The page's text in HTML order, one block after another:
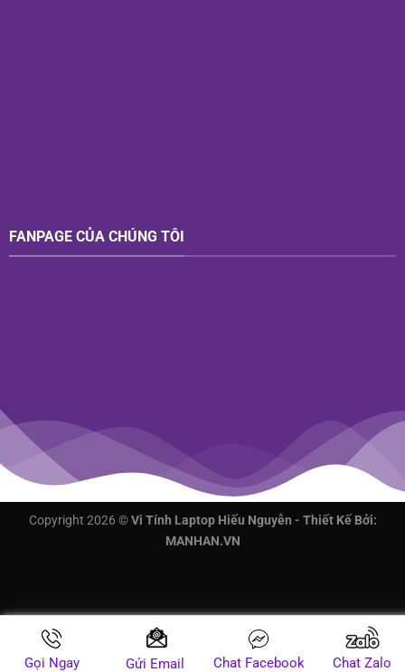
FANPAGE CỦA CHÚNG TÔI
Copyright 2026 ©Vi Tính Laptop Hiếu Nguyễn - Thiết Kế Bởi:
MANHAN.VN
Gọi Ngay Gửi Email Chat Facebook Chat Zalo